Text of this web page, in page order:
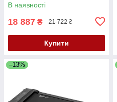
В наявності
18 887 ₴ 21 722 ₴
Купити
–13%